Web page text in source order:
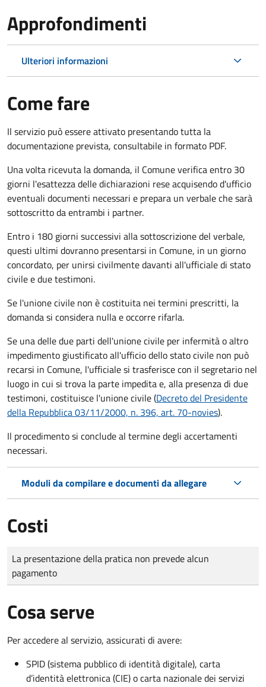
Approfondimenti
Ulteriori informazioni
Come fare
Il servizio può essere attivato presentando tutta la
documentazione prevista, consultabile in formato PDF.
Una volta ricevuta la domanda, il Comune verifica entro 30
giorni l'esattezza delle dichiarazioni rese acquisendo d'ufficio
eventuali documenti necessari e prepara un verbale che sarà
sottoscritto da entrambi i partner.
Entro i 180 giorni successivi alla sottoscrizione del verbale,
questi ultimi dovranno presentarsi in Comune, in un giorno
concordato, per unirsi civilmentedavanti all'ufficiale di stato
civilee due testimoni.
Se l'unione civile non è costituita nei termini prescritti, la
domanda si considera nulla e occorre rifarla.
Se una delle due parti dell'unione civile per infermità o altro
impedimento giustificato all'ufficio dello stato civile non può
recarsi in Comune, l'ufficiale si trasferisce con il segretario nel
luogo in cui si trova la parte impedita e, alla presenza di due
testimoni, costituisce l'unione civile (Decreto del Presidente
della Repubblica 03/11/2000, n. 396, art. 70-novies).
Il procedimento si conclude al termine degli accertamenti
necessari.
Moduli da compilare e documenti da allegare
Costi
Tipo di pagamento
Importo
La presentazione della pratica non prevede alcun
pagamento
Cosa serve
Per accedere al servizio, assicurati di avere:
SPID (sistema pubblico di identità digitale), carta
d’identità elettronica (CIE) o carta nazionale dei servizi